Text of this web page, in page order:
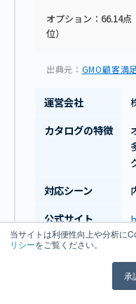
当サイトは利便性向上や分析に
リシーをご覧ください。
承
オプション：66.14点
位）
出典元： GMO顧客満
運営会社
カタログの特徴
対応シーン
公式サイト
マイプレシャスの